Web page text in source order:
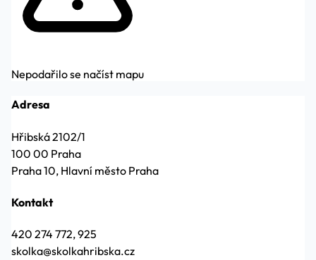
Nepodařilo se načíst mapu
Adresa
Hřibská 2102/1
100 00 Praha
Praha 10, Hlavní město Praha
Kontakt
420 274 772, 925
skolka@skolkahribska.cz